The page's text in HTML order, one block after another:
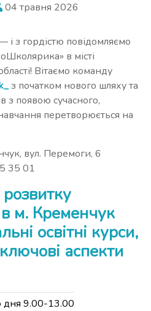
04 травня 2026
з гордістю повідомляємо
в місті
Вітаємо команду
з початком нового шляху та
з появою сучасного,
перетворюється на
вул. Перемоги, 6
35 01
м. Кременчук
освітні курси,
аспекти
дня 9.00-13.00